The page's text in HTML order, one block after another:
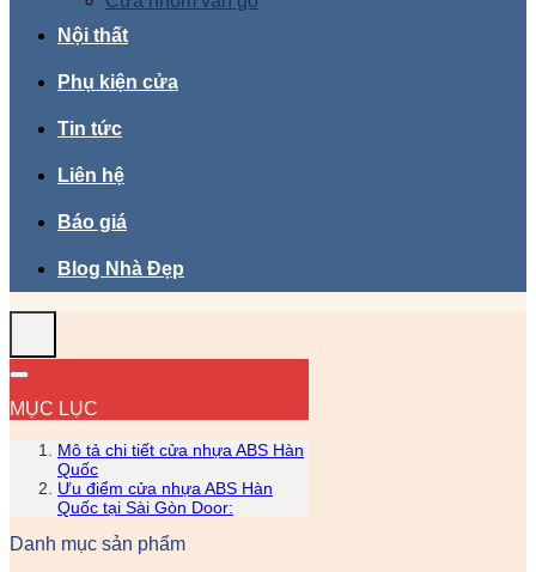
Nội thất
Phụ kiện cửa
Tin tức
Liên hệ
Báo giá
Blog Nhà Đẹp
MỤC LỤC
Mô tả chi tiết cửa nhựa ABS Hàn
Quốc
Ưu điểm cửa nhựa ABS Hàn
Quốc tại Sài Gòn Door:
Danh mục sản phẩm